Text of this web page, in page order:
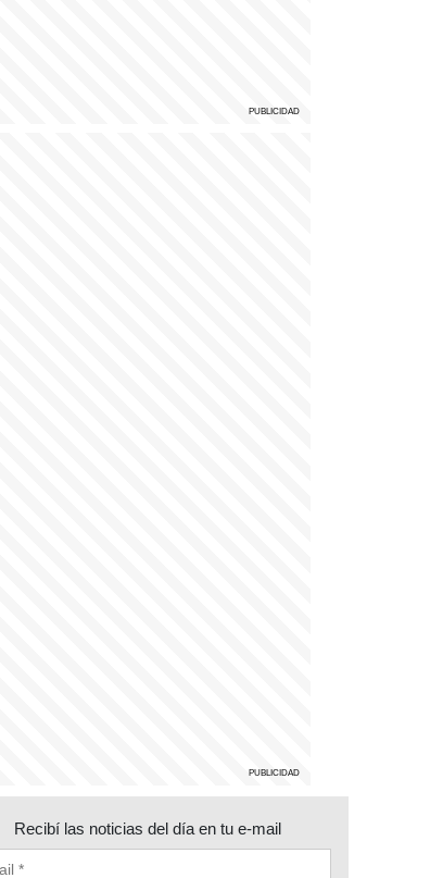
Recibí las noticias del día en tu e-mail